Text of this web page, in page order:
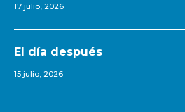
17 julio, 2026
El día después
15 julio, 2026